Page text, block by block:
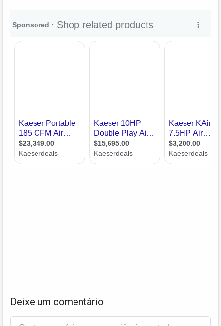
Deixe um comentário